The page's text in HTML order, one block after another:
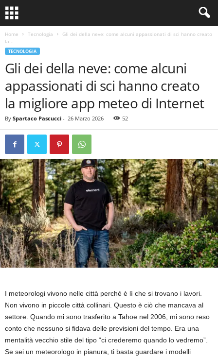
Home Tecnologia
Gli dei della neve: come alcuni appassionati di sci hanno creato
la...
TECNOLOGIA
Gli dei della neve: come alcuni
appassionati di sci hanno creato
la migliore app meteo di Internet
By Spartaco Pascucci - 26 Marzo 2026 52
I meteorologi vivono nelle città perché è lì che si trovano i lavori.
Non vivono in piccole città collinari. Questo è ciò che mancava al
settore. Quando mi sono trasferito a Tahoe nel 2006, mi sono reso
conto che nessuno si fidava delle previsioni del tempo. Era una
mentalità vecchio stile del tipo “ci crederemo quando lo vedremo”.
Se sei un meteorologo in pianura, ti basta guardare i modelli